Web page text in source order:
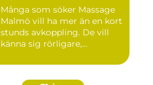
Många som söker Massage
Malmö vill ha mer än en kort
stunds avkoppling. De vill
känna sig rörligare,...